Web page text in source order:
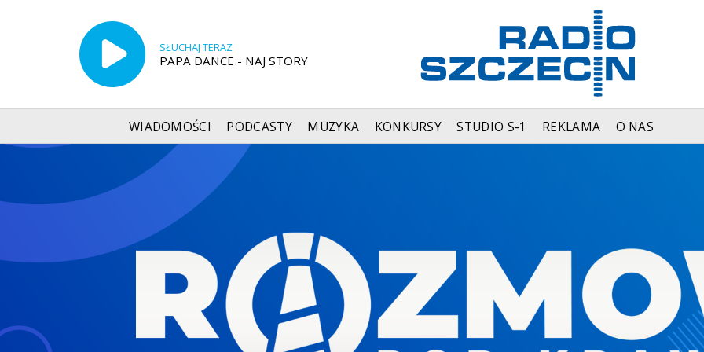
SŁUCHAJ TERAZ
PAPA DANCE - NAJ STORY
WIADOMOŚCI PODCASTY MUZYKA KONKURSY STUDIO S-1 REKLAMA O NAS